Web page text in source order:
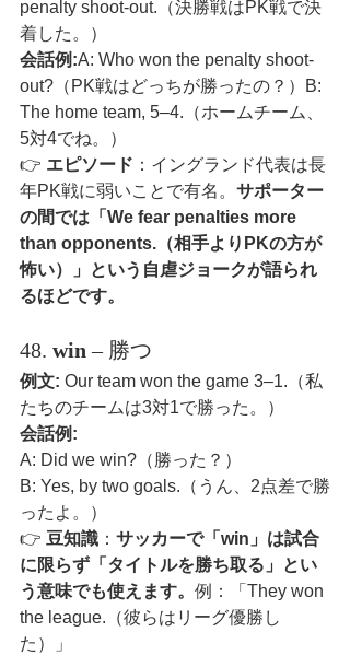
penalty shoot-out.（決勝戦はPK戦で決
着した。）
会話例:A: Who won the penalty shoot-
out?（PK戦はどっちが勝ったの？）B:
The home team, 5–4.（ホームチーム、
5対4でね。）
👉 エピソード ：イングランド代表は長
年PK戦に弱いことで有名。 サポーター
の間では「We fear penalties more
than opponents.（相手よりPKの方が
怖い）」という自虐ジョークが語られ
るほどです。
48. win – 勝つ
例文: Our team won the game 3–1.（私
たちのチームは3対1で勝った。）
会話例:
A: Did we win?（勝った？）
B: Yes, by two goals.（うん、2点差で勝
ったよ。）
👉 豆知識 ： サッカーで「win」は試合
に限らず「タイトルを勝ち取る」とい
う意味でも使えます。 例：「They won
the league.（彼らはリーグ優勝し
た）」